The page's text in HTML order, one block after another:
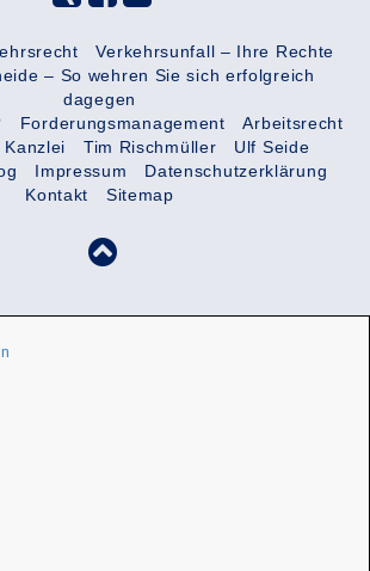
Verkehrsunfall – Ihre Rechte
– So wehren Sie sich erfolgreich
dagegen
Forderungsmanagement
Arbeitsrecht
Kanzlei Tim Rischmüller
Ulf Seide
Impressum
Datenschutzerklärung
Kontakt
Sitemap